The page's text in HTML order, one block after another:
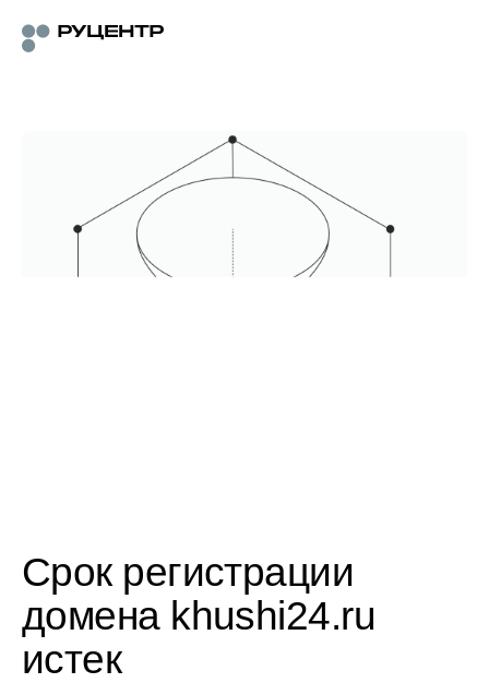
Срок регистрации
домена khushi24.ru
истек